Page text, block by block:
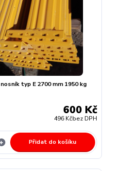
typ E 2700 mm 1950 kg
600 Kč
496 Kčbez DPH
Přidat do košíku